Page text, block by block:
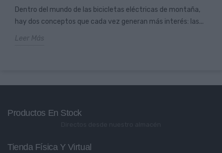
Dentro del mundo de las bicicletas eléctricas de montaña,
hay dos conceptos que cada vez generan más interés: las...
Leer Más
Productos En Stock
Tienda Física Y Virtual